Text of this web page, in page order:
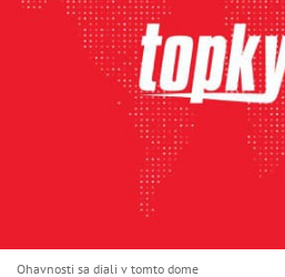
Ohavnosti sa diali v tomto dome